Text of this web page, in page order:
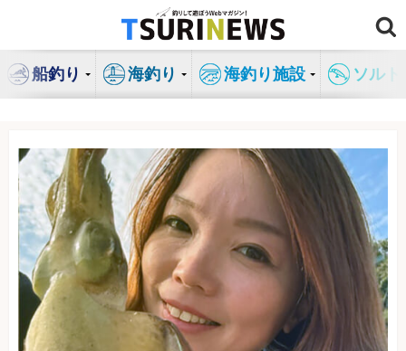
ン
船釣り 海釣り 海釣り施設 ソル